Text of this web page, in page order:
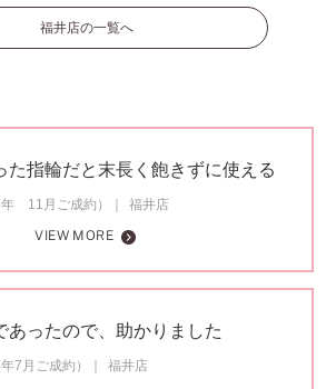
福井店の一覧へ
た指輪だと末長く飽きずに使える
11月ご成約）
福井店
VIEW MORE
あったので、助かりました
7月ご成約）
福井店